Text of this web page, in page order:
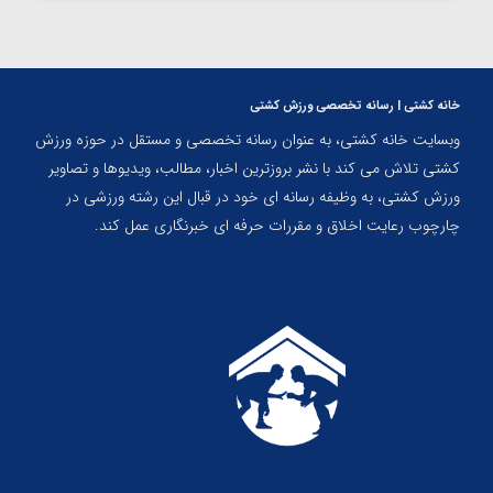
خانه کشتی | رسانه تخصصی ورزش کشتی
وبسایت خانه کشتی، به عنوان رسانه تخصصی و مستقل در حوزه ورزش
کشتی تلاش می کند با نشر بروزترین اخبار، مطالب، ویدیوها و تصاویر
ورزش کشتی، به وظیفه رسانه ای خود در قبال این رشته ورزشی در
چارچوب رعایت اخلاق و مقررات حرفه ای خبرنگاری عمل کند.